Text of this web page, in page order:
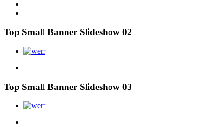
Top Small Banner Slideshow 02
Top Small Banner Slideshow 03